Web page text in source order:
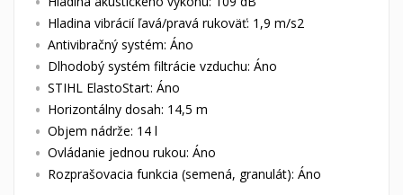
Hladina vibrácií ľavá/pravá rukoväť: 1,9 m/s2
Antivibračný systém: Áno
Dlhodobý systém filtrácie vzduchu: Áno
STIHL ElastoStart: Áno
Horizontálny dosah: 14,5 m
Objem nádrže: 14 l
Ovládanie jednou rukou: Áno
Rozprašovacia funkcia (semená, granulát): Áno